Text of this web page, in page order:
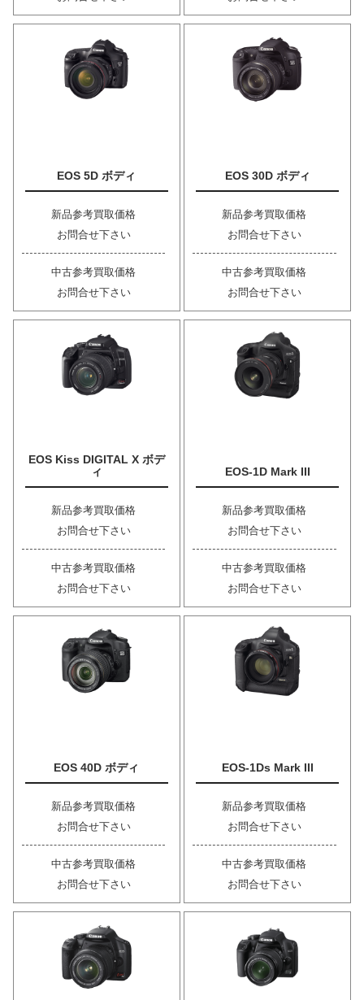
EOS 5D ボディ
新品参考買取価格
お問合せ下さい
中古参考買取価格
お問合せ下さい
EOS 30D ボディ
新品参考買取価格
お問合せ下さい
中古参考買取価格
お問合せ下さい
EOS Kiss DIGITAL X ボデ
ィ
新品参考買取価格
お問合せ下さい
中古参考買取価格
お問合せ下さい
EOS-1D Mark III
新品参考買取価格
お問合せ下さい
中古参考買取価格
お問合せ下さい
EOS 40D ボディ
新品参考買取価格
お問合せ下さい
中古参考買取価格
お問合せ下さい
EOS-1Ds Mark III
新品参考買取価格
お問合せ下さい
中古参考買取価格
お問合せ下さい